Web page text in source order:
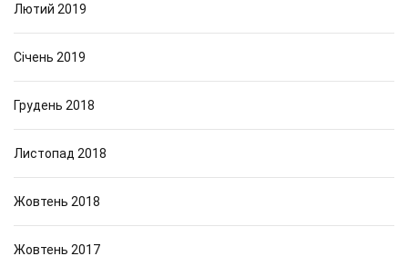
Лютий 2019
Січень 2019
Грудень 2018
Листопад 2018
Жовтень 2018
Жовтень 2017